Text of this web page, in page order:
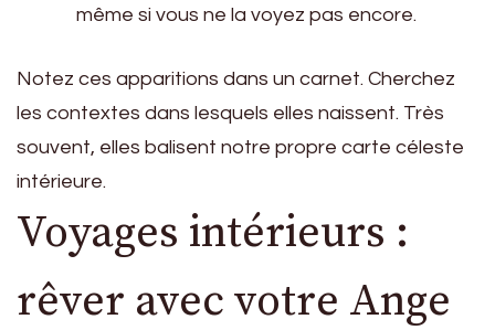
même si vous ne la voyez pas encore.
Notez ces apparitions dans un carnet. Cherchez
les contextes dans lesquels elles naissent. Très
souvent, elles balisent notre propre carte céleste
intérieure.
Voyages intérieurs :
rêver avec votre Ange